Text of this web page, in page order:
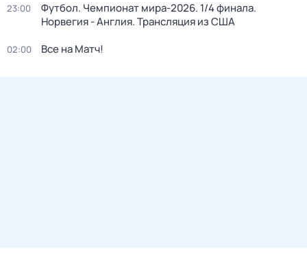
23:00
Футбол. Чемпионат мира-2026. 1/4 финала.
Норвегия - Англия. Трансляция из США
02:00 Все на Матч!